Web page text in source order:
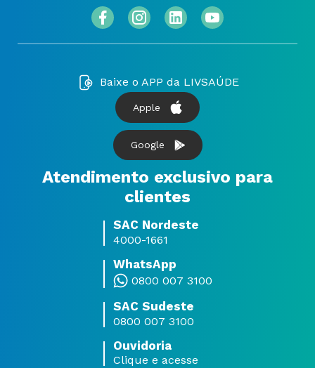
Baixe o APP da LIVSAÚDE
Apple
Google
Atendimento exclusivo para
clientes
SAC Nordeste
4000-1661
WhatsApp
0800 007 3100
SAC Sudeste
0800 007 3100
Ouvidoria
Clique e acesse